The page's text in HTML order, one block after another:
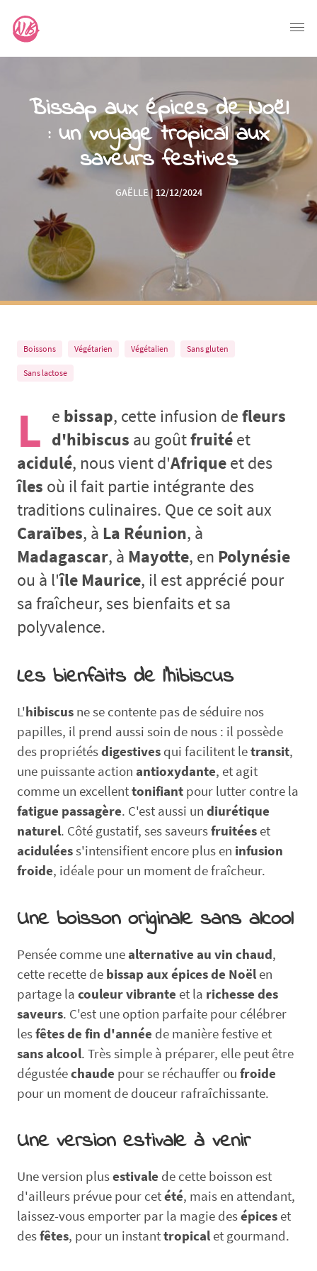
Bissap aux épices de Noël
: un voyage tropical aux
saveurs festives
GAËLLE | 12/12/2024
Boissons Végétarien Végétalien Sans gluten
Sans lactose
L e bissap, cette infusion defleurs
d'hibiscus au goûtfruitéet
acidulé, nous vient d'Afriqueet des
îles où il fait partie intégrante des
traditions culinaires. Que ce soit aux
Caraïbes, à La Réunion, à
Madagascar, à Mayotte, en Polynésie
ou à l'île Maurice, il est apprécié pour
sa fraîcheur, ses bienfaits et sa
polyvalence.
Les bienfaits de l’hibiscus
L'hibiscus ne se contente pas de séduire nos
papilles, il prend aussi soin de nous : il possède
des propriétésdigestives qui facilitent letransit,
une puissante action antioxydante, et agit
comme un excellenttonifiant pour lutter contre la
fatigue passagère. C'est aussi un diurétique
naturel. Côté gustatif, ses saveursfruitées et
aciduléess'intensifient encore plus en infusion
froide, idéale pour un moment de fraîcheur.
Une boisson originale sans alcool
Pensée comme unealternative au vin chaud,
cette recette de bissap aux épices de Noël en
partage la couleur vibrante et la richesse des
saveurs. C'est une option parfaite pour célébrer
lesfêtes de fin d'année de manière festive et
sans alcool. Très simple à préparer, elle peut être
dégustéechaude pour se réchauffer ou froide
pour un moment de douceur rafraîchissante.
Une version estivaleà venir
Une version plusestivale de cette boisson est
d'ailleurs prévue pour cetété, mais en attendant,
laissez-vous emporter par la magie desépices et
desfêtes, pour un instanttropical et gourmand.